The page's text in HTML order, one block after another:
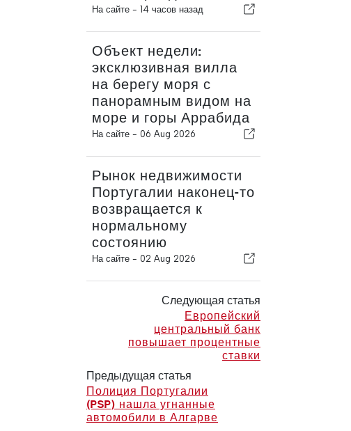
На сайте - 14 часов назад
Объект недели:
эксклюзивная вилла
на берегу моря с
панорамным видом на
море и горы Аррабида
На сайте - 06 Aug 2026
Рынок недвижимости
Португалии наконец-то
возвращается к
нормальному
состоянию
На сайте - 02 Aug 2026
Следующая статья
Европейский
центральный банк
повышает процентные
ставки
Предыдущая статья
Полиция Португалии
(PSP) нашла угнанные
автомобили в Алгарве